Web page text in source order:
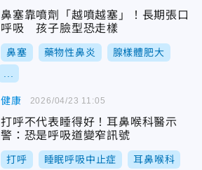
鼻塞靠噴劑「越噴越塞」！長期張口
呼吸 孩子臉型恐走樣
鼻塞 藥物性鼻炎 腺樣體肥大
健康
打呼不代表睡得好！耳鼻喉科醫示
警：恐是呼吸道變窄訊號
打呼 睡眠呼吸中止症 耳鼻喉科
2026/04/23 11:05